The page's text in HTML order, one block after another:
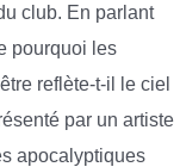
club. En parlant
pourquoi les
reflète-t-il le ciel
par un artiste
apocalyptiques